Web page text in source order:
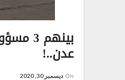
عدن..!
On ديسمبر 30, 2020